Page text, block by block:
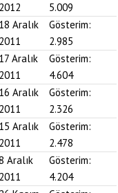
2012
5.009
18 Aralık
2011
Gösterim:
2.985
17 Aralık
2011
Gösterim:
4.604
16 Aralık
2011
Gösterim:
2.326
15 Aralık
2011
Gösterim:
2.478
Aralık
2011
Gösterim:
4.204